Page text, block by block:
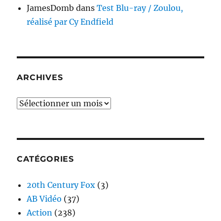
JamesDomb dansTest Blu-ray / Zoulou,
réalisé par Cy Endfield
ARCHIVES
Archives
CATÉGORIES
20th Century Fox (3)
AB Vidéo (37)
Action (238)